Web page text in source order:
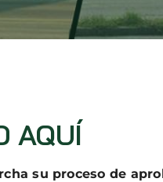
AQUÍ
su proceso de